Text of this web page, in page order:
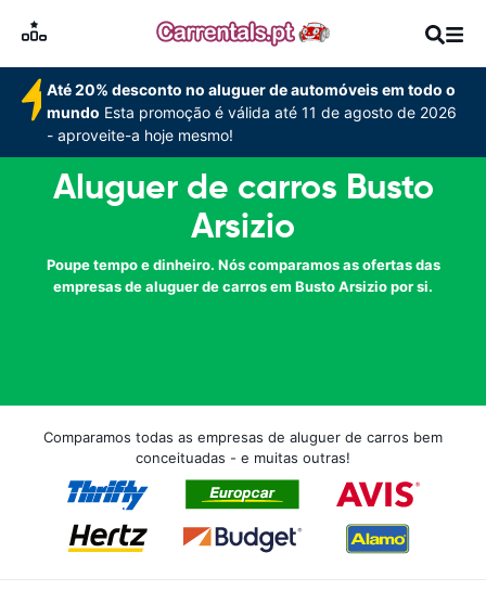
Até 20% desconto no aluguer de automóveis em todo o
mundo Esta promoção é válida até 11 de agosto de 2026
- aproveite-a hoje mesmo!
Aluguer de carros Busto
Arsizio
Poupe tempo e dinheiro. Nós comparamos as ofertas das
empresas de aluguer de carros em Busto Arsizio por si.
Comparamos todas as empresas de aluguer de carros bem
conceituadas - e muitas outras!